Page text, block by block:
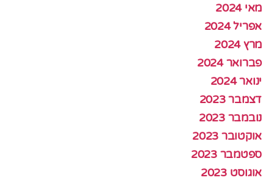
מאי 2024
אפריל 2024
מרץ 2024
פברואר 2024
ינואר 2024
דצמבר 2023
נובמבר 2023
אוקטובר 2023
ספטמבר 2023
אוגוסט 2023